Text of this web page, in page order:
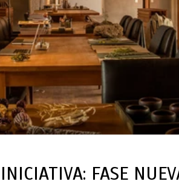
FASE